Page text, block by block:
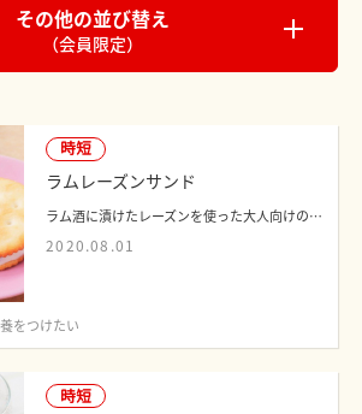
その他の並び替え
（会員限定）
時短
ラムレーズンサンド
ラム酒に漬けたレーズンを使った大人向けのお菓子です。クリームチーズを使用している...
2020.08.01
をつけたい
時短